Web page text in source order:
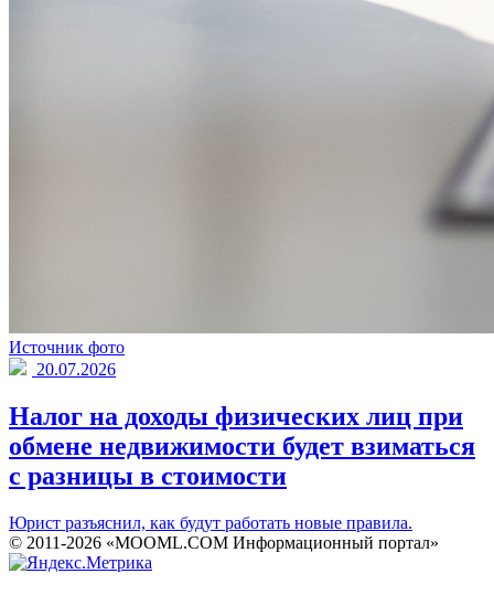
Источник фото
20.07.2026
Налог на доходы физических лиц при
обмене недвижимости будет взиматься
с разницы в стоимости
Юрист разъяснил, как будут работать новые правила.
© 2011-2026 «MOOML.COM Информационный портал»